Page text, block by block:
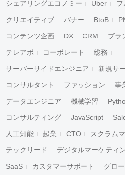
シェアリングエコノミー Uber フ
クリエイティブ バナー BtoB
コンテンツ企画 DX CRM ブラ
テレアポ コーポレート 総務
サーバーサイドエンジニア 新規サ
コンサルタント ファッション 事
データエンジニア 機械学習
コンサルティング JavaScript
人工知能 起業 CTO スクラム
テックリード デジタルマーケティ
SaaS カスタマーサポート グロ